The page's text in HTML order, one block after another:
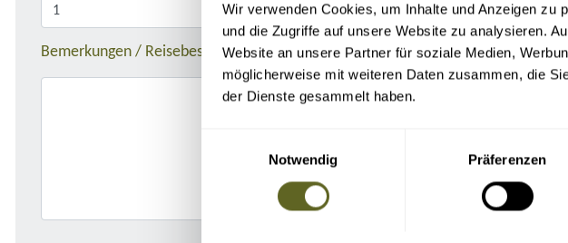
Wir verwenden Cookies, um Inhalte und Anzeigen zu
und die Zugriffe auf unsere Website zu analysieren.
Website an unsere Partner für soziale Medien,
möglicherweise mit weiteren Daten zusammen, die
der Dienste gesammelt haben.
Notwendig
Präferenzen
Bemerkungen / Reisebeschreibung